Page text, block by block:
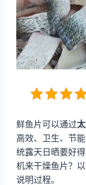
鲜鱼片可以通过
高效、卫生、节
统露天日晒要好
机来干燥鱼片？
说明过程。